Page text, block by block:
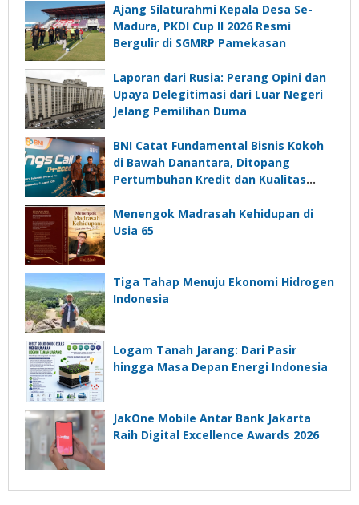
Ajang Silaturahmi Kepala Desa Se-
Madura, PKDI Cup II 2026 Resmi
Bergulir di SGMRP Pamekasan
Laporan dari Rusia: Perang Opini dan
Upaya Delegitimasi dari Luar Negeri
Jelang Pemilihan Duma
BNI Catat Fundamental Bisnis Kokoh
di Bawah Danantara, Ditopang
Pertumbuhan Kredit dan Kualitas
Menengok Madrasah Kehidupan di
Usia 65
Tiga Tahap Menuju Ekonomi Hidrogen
Indonesia
Logam Tanah Jarang: Dari Pasir
hingga Masa Depan Energi Indonesia
JakOne Mobile Antar Bank Jakarta
Raih Digital Excellence Awards 2026